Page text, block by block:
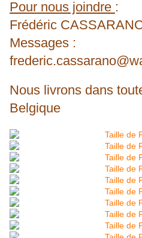
Pour nous joindre :
Frédéric
Messages :
Nous livrons dans
Belgique